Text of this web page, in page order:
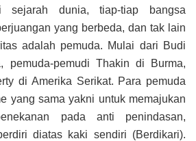
sejarah dunia, tiap-tiap bangsa
yang berbeda, dan tak lain
adalah pemuda. Mulai dari Budi
pemuda-pemudi Thakin di Burma,
di Amerika Serikat. Para pemuda
yang sama yakni untuk memajukan
pada anti penindasan,
diatas kaki sendiri (Berdikari).